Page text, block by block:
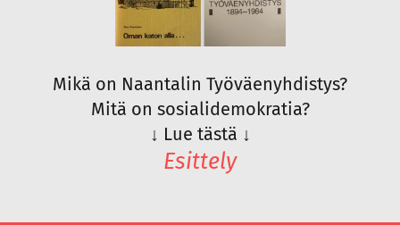
Mikä on Naantalin Työväenyhdistys?
Mitä on sosialidemokratia?
↓ Lue tästä ↓
Esittely